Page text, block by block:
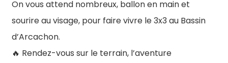
On vous attend nombreux, ballon en main et
sourire au visage, pour faire vivre le 3x3 au Bassin
d’Arcachon.
🔥 Rendez-vous sur le terrain, l’aventure